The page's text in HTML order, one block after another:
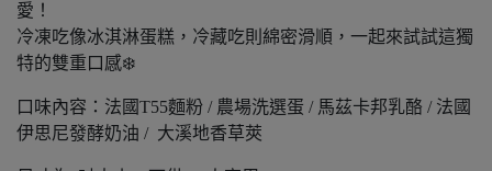
愛！
冷凍吃像冰淇淋蛋糕，冷藏吃則綿密滑順，一起來試試這獨
特的雙重口感❄️
口味內容：法國T55麵粉 / 農場洗選蛋 / 馬茲卡邦乳酪 / 法國
伊思尼發酵奶油 / 大溪地香草莢